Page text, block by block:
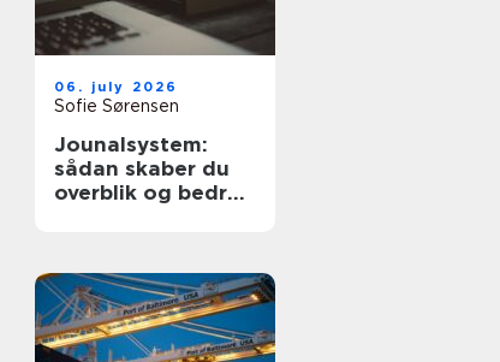
06. july 2026
Sofie Sørensen
Jounalsystem:
sådan skaber du
overblik og bedre